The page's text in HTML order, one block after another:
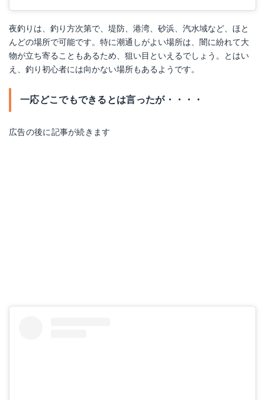
夜釣りは、釣り方次第で、堤防、港湾、砂浜、汽水域など、ほと
んどの場所で可能です。特に潮通しがよい場所は、闇に紛れて大
物が立ち寄ることもあるため、狙い目といえるでしょう。とはい
え、釣り初心者には向かない場所もあるようです。
一応どこでもできるとは言ったが・・・・
広告の後に記事が続きます